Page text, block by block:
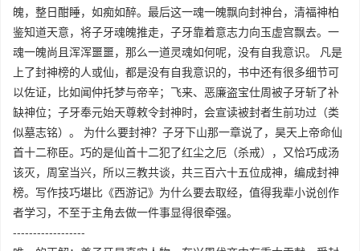
魄，整日酣睡，如痴如醉。最后这一魂一魄飘向封神台，清福神柏
鉴知道天意，将子牙魂魄推走，子牙靠着意志力向玉虚宫飘去。一
魂一魄尚且浑浑噩噩，那么一道灵魂如何呢，没有自我意识。 凡是
上了封神榜的人或仙，都是没有自我意识的，书中还有很多细节可
以佐证，比如闻仲托梦与帝辛；飞来、恶廉盗宝仕周被子牙斩了补
缺神位；子牙奉元始天尊敕令封神时，会宣读被封者生前功过（类
似墓志铭）。 为什么要封神？子牙下山那一章说了，昊天上帝命仙
首十二称臣。巧的是仙首十二犯了红尘之厄（杀戒），又恰巧成汤
该灭，周室当兴，所以三教共谈，共三百六十五位成神，编成封神
榜。写作技巧堪比《西游记》为什么要去取经，值得我辈小说创作
者学习，不至于主角去做一件事显得很牵强。
------------------